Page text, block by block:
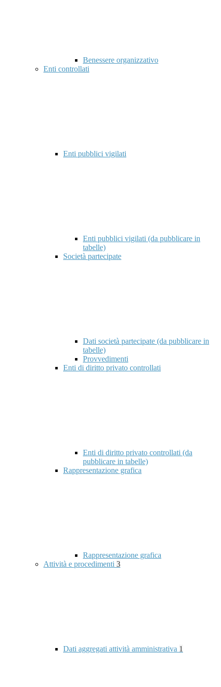
Benessere organizzativo
Enti controllati
Enti pubblici vigilati
Enti pubblici vigilati (da pubblicare in
tabelle)
Società partecipate
Dati società partecipate (da pubblicare in
tabelle)
Provvedimenti
Enti di diritto privato controllati
Enti di diritto privato controllati (da
pubblicare in tabelle)
Rappresentazione grafica
Rappresentazione grafica
Attività e procedimenti 3
Dati aggregati attività amministrativa 1